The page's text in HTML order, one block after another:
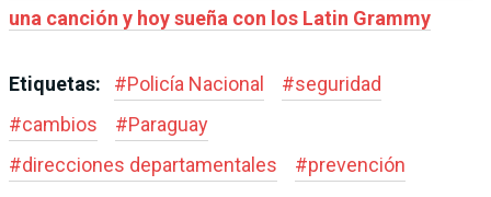
una canción y hoy sueña con los Latin Grammy
Etiquetas: #Policía Nacional #seguridad
#cambios #Paraguay
#direcciones departamentales #prevención